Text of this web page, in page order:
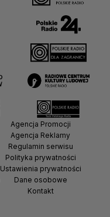
Agencja Promocji
Agencja Reklamy
Regulamin serwisu
Polityka prywatności
Ustawienia prywatności
Dane osobowe
Kontakt